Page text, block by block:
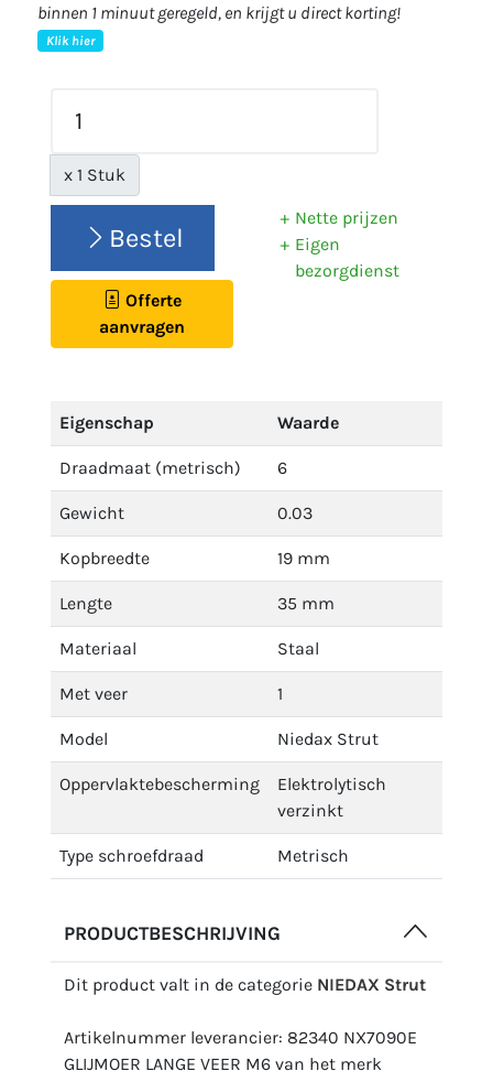
binnen 1 minuut geregeld, en krijgt u direct korting!
Klik hier
x 1 Stuk
Bestel
Offerte
aanvragen
Nette prijzen
Eigen
bezorgdienst
Eigenschap Waarde
Draadmaat (metrisch) 6
Gewicht 0.03
Kopbreedte 19 mm
Lengte 35 mm
Materiaal Staal
Met veer 1
Model Niedax Strut
Oppervlaktebescherming
Elektrolytisch
verzinkt
Type schroefdraad Metrisch
PRODUCTBESCHRIJVING
Dit product valt in de categorie NIEDAX Strut
Artikelnummer leverancier: 82340 NX7090E
GLIJMOER LANGE VEER M6 van het merk